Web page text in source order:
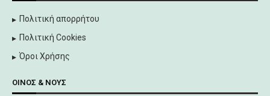
Πολιτική απορρήτου
Πολιτική Cookies
Όροι Χρήσης
ΟΊΝΟΣ & ΝΟΥΣ